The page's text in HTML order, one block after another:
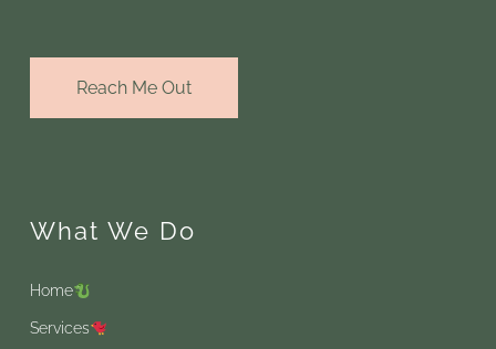
Reach Me Out
What We Do
Home
Services